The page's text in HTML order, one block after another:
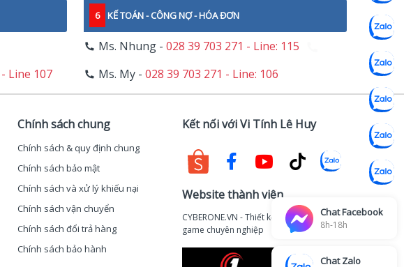
Line 107
6 KẾ TOÁN - CÔNG NỢ - HÓA ĐƠN
Ms. Nhung - 028 39 703 271 - Line: 115
Ms. My - 028 39 703 271 - Line: 106
Chính sách chung
Chính sách & quy định chung
Chính sách bảo mật
Chính sách và xử lý khiếu nại
Chính sách vận chuyển
Chính sách đổi trả hàng
Chính sách bảo hành
Kết nối với Vi Tính Lê Huy
Website thành viên
CYBERONE.VN - Thiết kế thi công phòng
game chuyên nghiệp
Chat Facebook
8h-18h
Chat Zalo